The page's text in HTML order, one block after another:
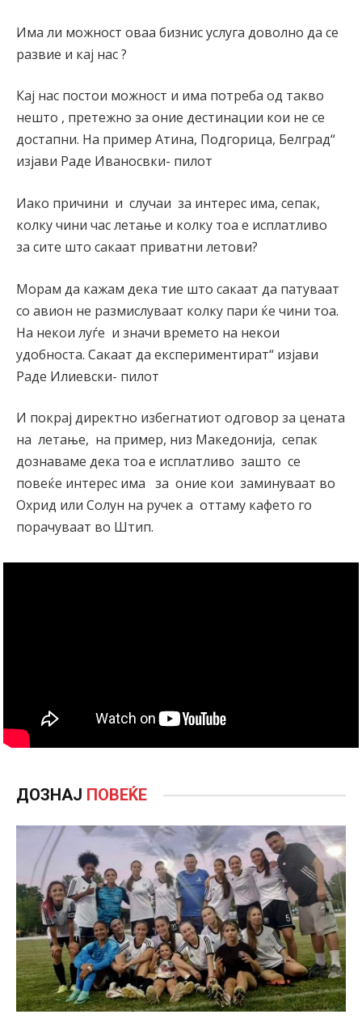
Има ли можност оваа бизнис услуга доволно да се
развие и кај нас ?
Кај нас постои можност и има потреба од такво
нешто , претежно за оние дестинации кои не се
достапни. На пример Атина, Подгорица, Белград“
изјави Раде Иваносвки- пилот
Иако причини и случаи за интерес има, сепак,
колку чини час летање и колку тоа е исплатливо
за сите што сакаат приватни летови?
Морам да кажам дека тие што сакаат да патуваат
со авион не размислуваат колку пари ќе чини тоа.
На некои луѓе и значи времето на некои
удобноста. Сакаат да експериментират“ изјави
Раде Илиевски- пилот
И покрај директно избегнатиот одговор за цената
на летање, на пример, низ Македонија, сепак
дознаваме дека тоа е исплатливо зашто се
повеќе интерес има за оние кои заминуваат во
Охрид или Солун на ручек а оттаму кафето го
порачуваат во Штип.
ДОЗНАЈ ПОВЕЌЕ